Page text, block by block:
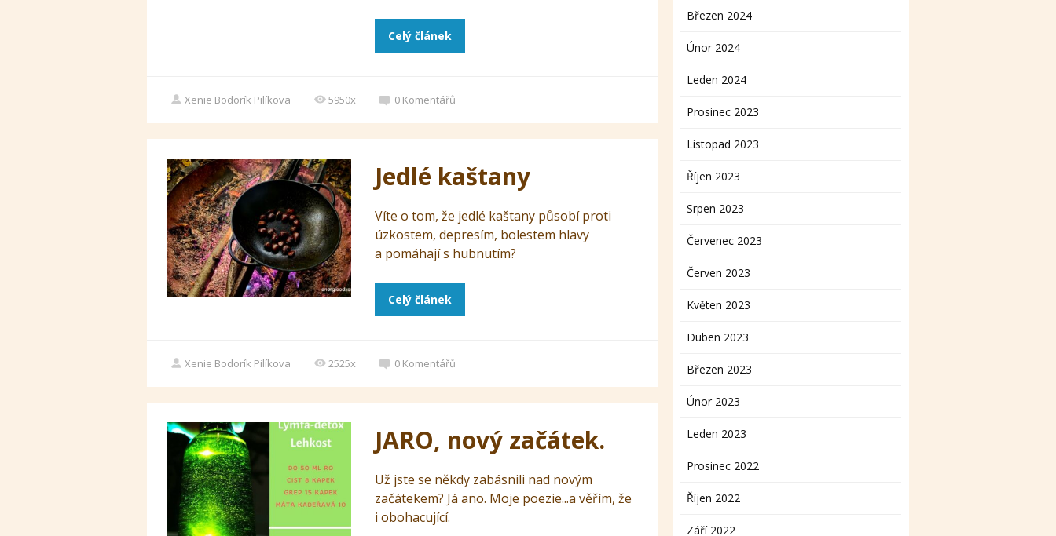
Celý článek
Xenie Bodorík Pilíkova 5950x 0 Komentářů
Jedlé kaštany
Víte o tom, že jedlé kaštany působí proti
úzkostem, depresím, bolestem hlavy
a pomáhají s hubnutím?
Celý článek
Xenie Bodorík Pilíkova 2525x 0 Komentářů
JARO, nový začátek.
Už jste se někdy zabásnili nad novým
začátekem? Já ano. Moje poezie...a věřím, že
i obohacující.
Březen 2024
Únor 2024
Leden 2024
Prosinec 2023
Listopad 2023
Říjen 2023
Srpen 2023
Červenec 2023
Červen 2023
Květen 2023
Duben 2023
Březen 2023
Únor 2023
Leden 2023
Prosinec 2022
Říjen 2022
Září 2022